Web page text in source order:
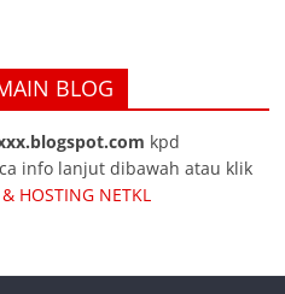
BLOG
kpd
info lanjut dibawah atau klik
HOSTING NETKL